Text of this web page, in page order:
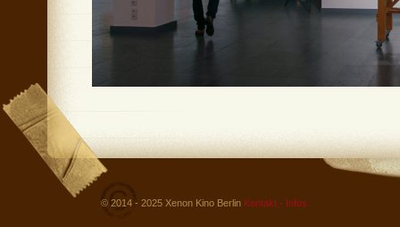
© 2014 - 2025 Xenon Kino Berlin Kontakt - Infos